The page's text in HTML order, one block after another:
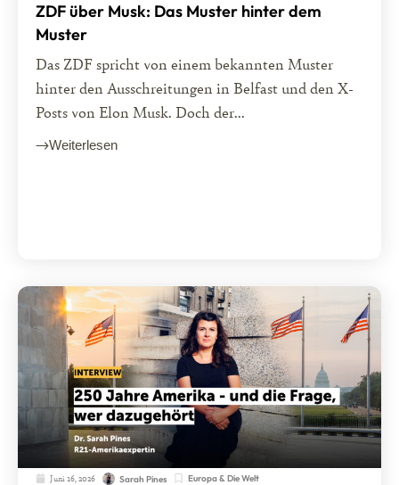
ZDF über Musk: Das Muster hinter dem
Muster
Das ZDF spricht von einem bekannten Muster
hinter den Ausschreitungen in Belfast und den X-
Posts von Elon Musk. Doch der...
Weiterlesen
Juni 16, 2026 Sarah Pines Europa & Die Welt